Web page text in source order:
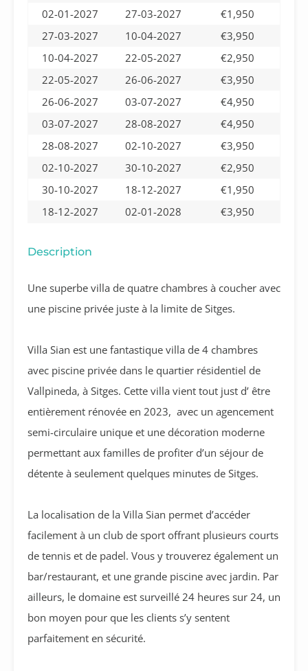
02-01-2027 27-03-2027
€1,950
27-03-2027
10-04-2027
€3,950
10-04-2027
22-05-2027
€2,950
22-05-2027
26-06-2027
€3,950
26-06-2027
03-07-2027
€4,950
03-07-2027
28-08-2027
€4,950
28-08-2027
02-10-2027
€3,950
02-10-2027
30-10-2027
€2,950
30-10-2027
18-12-2027
€1,950
18-12-2027
02-01-2028 €3,950
Description
Une superbe villa de quatre chambres à coucher avec
une piscine privée juste à la limite de Sitges.
Villa Sian est une fantastique villa de 4 chambres
avec piscine privée dans le quartier résidentiel de
Vallpineda, à Sitges. Cette villa vient tout just d’ être
entièrement rénovée en 2023, avec un agencement
semi-circulaire unique et une décoration moderne
permettant aux familles de profiter d’un séjour de
détente à seulement quelques minutes de Sitges.
La localisation de la Villa Sian permet d’accéder
facilement à un club de sport offrant plusieurs courts
de tennis et de padel. Vous y trouverez également un
bar/restaurant, et une grande piscine avec jardin. Par
ailleurs, le domaine est surveillé 24 heures sur 24, un
bon moyen pour que les clients s’y sentent
parfaitement en sécurité.